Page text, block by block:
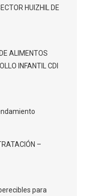
HUIZHIL DE
ALIMENTOS
INFANTIL CDI
–
para